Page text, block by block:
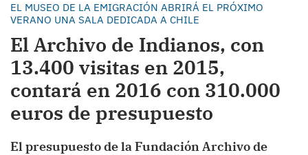
EL MUSEO DE LA EMIGRACIÓN ABRIRÁ EL PRÓXIMO
VERANO UNA SALA DEDICADA A CHILE
El Archivo de Indianos, con
13.400 visitas en 2015,
contará en 2016 con 310.000
euros de presupuesto
El presupuesto de la Fundación Archivo de